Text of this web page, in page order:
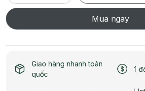
Mua ngay
Giao hàng nhanh toàn
quốc
1